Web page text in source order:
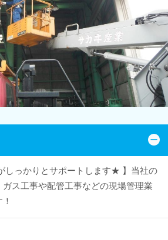
しっかりとサポートします★ 】当社の
ス工事や配管工事などの現場管理業